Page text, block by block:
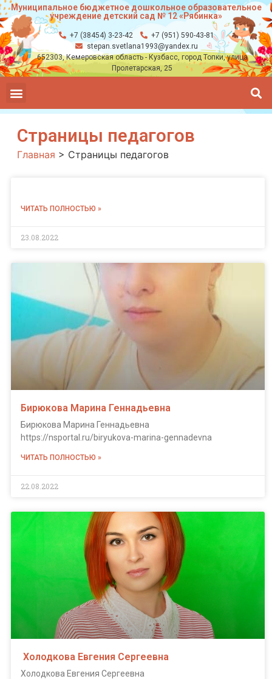
Муниципальное бюджетное дошкольное образовательное
учреждение детский сад № 12 «Рябинка»
+7 (38454) 3-23-42
+7 (951) 590-43-81
stepan.svetlana1993@yandex.ru
652303, Кемеровская область - Кузбасс, город Топки, улица
Пролетарская, 25
Страницы педагогов
Главная > Страницы педагогов
ЧИТАТЬ ПОЛНОСТЬЮ »
23.08.2022
Бирюкова Марина Геннадьевна
Бирюкова Марина Геннадьевна
https://nsportal.ru/biryukova-marina-gennadevna
ЧИТАТЬ ПОЛНОСТЬЮ »
22.08.2022
Холодкова Евгения Сергеевна
Холодкова Евгения Сергеевна